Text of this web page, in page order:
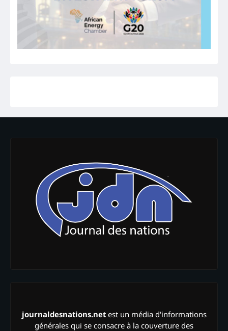
journaldesnations.netest un média d'informations
générales qui se consacre à la couverture des